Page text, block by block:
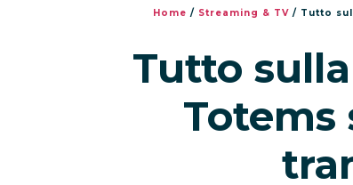
Home / Streaming & TV / Tutto
Tutto
Totems